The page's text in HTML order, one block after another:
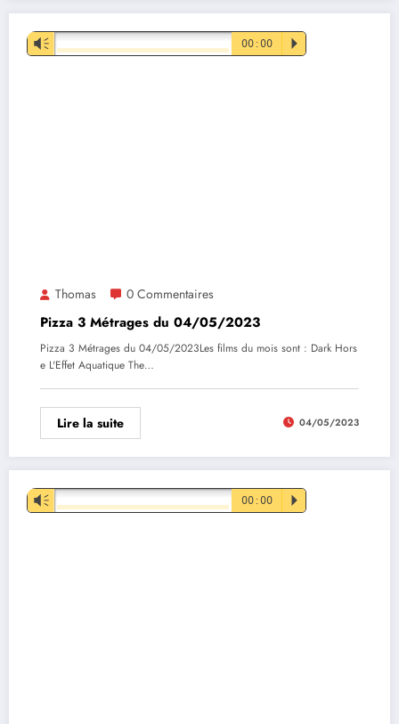
Lecteur
audio
Vm 00:00 P
Thomas 0 Commentaires
Pizza 3 Métrages du 04/05/2023
Pizza 3 Métrages du 04/05/2023Les films du mois sont : Dark Hors
e L'Effet Aquatique The…
Lire la suite 04/05/2023
Lecteur
audio
Vm 00:00 P